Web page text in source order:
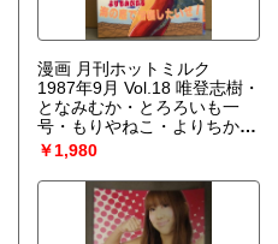
漫画 月刊ホットミルク
1987年9月 Vol.18 唯登志樹・
となみむか・とろろいも一
号・もりやねこ・よりちかび
びる・ねぐら☆なお・やまぐ
ちみゆき 他
￥1,980